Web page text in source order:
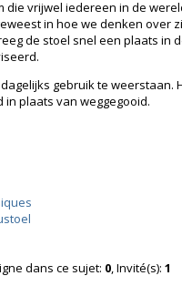
die vrijwel iedereen in de
in hoe we denken over
de stoel snel een plaats in
gebruik te
plaats van weggegooid.
dans ce sujet: 0, Invité(s): 1